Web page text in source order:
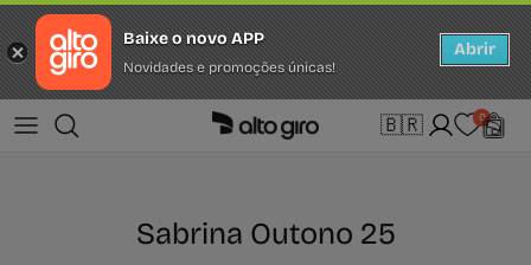
Ir para o conteúdo Idioma
🇧🇷
português (Brasil)
0
Home Sabrina Outono 25
Sabrina Outono 25
Baixe o novo APP
Novidades e promoções únicas!
Abrir